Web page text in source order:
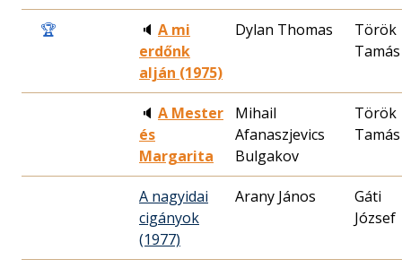
🏆 🔈 A mi
erdőnk
alján (1975)
Dylan Thomas
Török
Tamás
🔈 A Mester
és
Margarita
Mihail
Afanaszjevics
Bulgakov
Török
Tamás
A nagyidai
cigányok
(1977)
Arany János
Gáti
József